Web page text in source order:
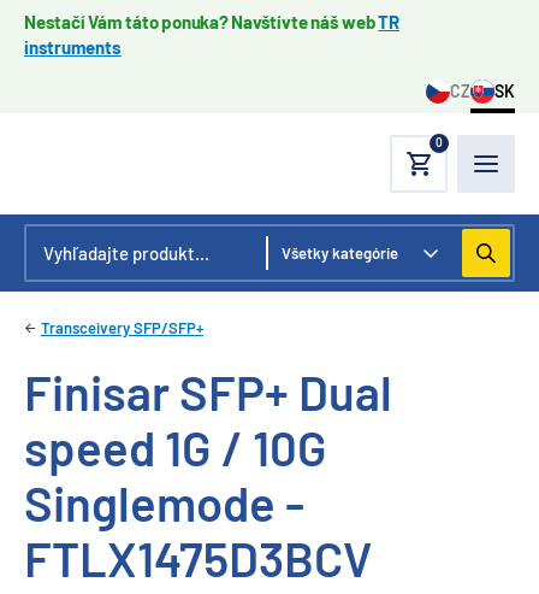
Nestačí Vám táto ponuka? Navštívte náš webTR
instruments
CZ SK
0
Transceivery SFP/SFP+
Finisar SFP+ Dual
speed 1G / 10G
Singlemode -
FTLX1475D3BCV